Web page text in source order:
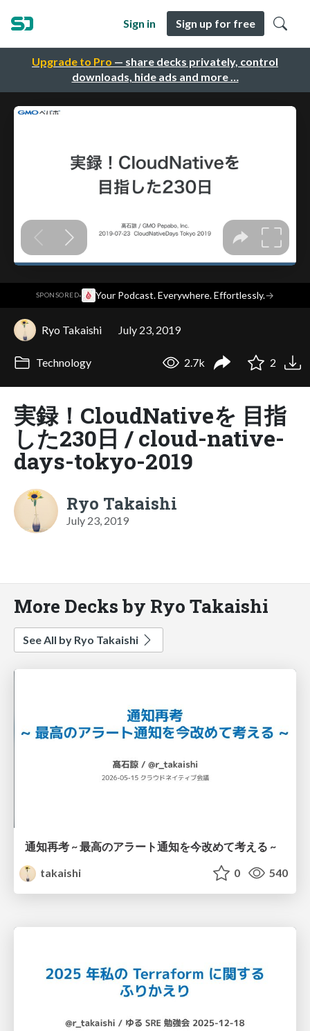
Upgrade to Pro — share decks privately, control
downloads, hide ads and more …
Sign in Sign up for free
SPONSORED· Your Podcast. Everywhere. Effortlessly.→
Ryo Takaishi July 23, 2019
Technology 2.7k 2
実録！CloudNativeを 目指
した230日 / cloud-native-
days-tokyo-2019
Ryo Takaishi
July 23, 2019
More Decks by Ryo Takaishi
See All by Ryo Takaishi
通知再考 ~ 最高のアラート通知を今改めて考える ~
takaishi
0 540